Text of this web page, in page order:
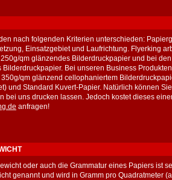
nach folgenden Kriterien unterschieden:
Einsatzgebiet und Laufrichtung. Flyerking
qm glänzendes Bilderdruckpapier und bei
Bilderdruckpapier. Bei unseren Business
350g/qm glänzend cellophaniertem
und Standard Kuvert-Papier. Natürlich können
bei uns drucken lassen. Jedoch kostet dieses
anfragen!
oder auch die Grammatur eines Papiers ist
genannt und wird in Gramm pro Quadratmeter